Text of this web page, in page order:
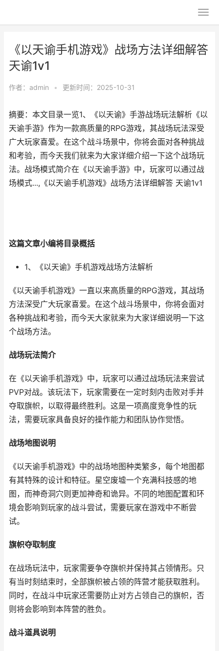
《以天谕手机游戏》战场方法详细解答
天谕1v1
作者： admin • 更新时间：2025-10-31
摘要：本文目录一览1、《以天谕》手游战场玩法解析《以
天谕手游》作为一款高质量的RPG游戏，其战场玩法深受
广大玩家喜爱。在这个战斗场景中，你将会面对各种挑战
和考验，而今天我们就来为大家详细介绍一下这个战场玩
法。战场模式简介在《以天谕手游》中，玩家可以通过战
场模式...,《以天谕手机游戏》战场方法详细解答 天谕1v1
这篇文章小编将目录概括
1、《以天谕》手机游戏战场方法解析
《以天谕手机游戏》一直以来高质量的RPG游戏，其战场
方法深受广大玩家喜爱。在这个战斗场景中，你将会面对
各种挑战和考验，而今天大家就来为大家详细说明一下这
个战场方法。
战场玩法简介
在《以天谕手机游戏》中，玩家可以通过战场玩法来尝试
PVP对战。该玩法下，玩家需要在一定时刻内击败对手并
夺取旗帜，以取得最终胜利。这是一项高度竞争性的玩
法，需要玩家具备良好的操作能力和团队协作觉悟。
战场地图说明
《以天谕手机游戏》中的战场地图种类繁多，每个地图都
有其特殊的设计和特征。星空废墟一个充满科技感的地
图，而神奇洞穴则更加神奇和诡异。不同的地图配置和环
境会影响到玩家的战斗尝试，需要玩家在游戏中不断尝
试。
旗帜夺取制度
在战场玩法中，玩家需要争夺旗帜并保持其占领情形。只
有当时刻结束时，全部旗帜被占领的阵营才能获取胜利。
同时，在战斗中玩家还需要防止对方占领自己的旗帜，否
则将会影响到本阵营的胜负。
战斗道具说明